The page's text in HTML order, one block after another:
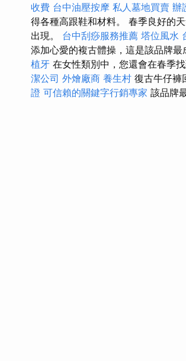
收費 台中油壓按摩 私人墓地買賣 辦
得各種高跟鞋和材料。 春季良好的
出現。 台中刮痧服務推薦 塔位風水
添加心愛的複古體操，這是該品牌最
植牙 在女性類別中，您還會在春季
潔公司 外燴廠商 養生村 復古牛仔褲
證 可信賴的關鍵字行銷專家 該品牌